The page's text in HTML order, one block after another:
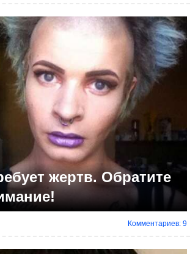
жертв. Обратите
Комментариев: 9